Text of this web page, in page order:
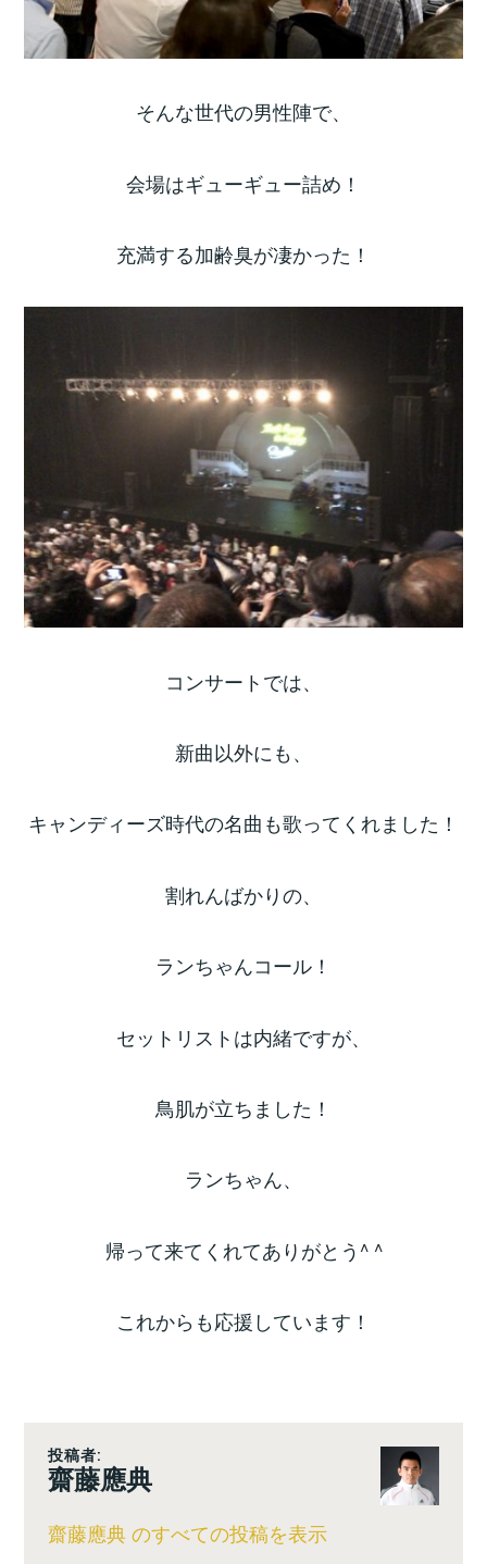
そんな世代の男性陣で、
会場はギューギュー詰め！
充満する加齢臭が凄かった！
コンサートでは、
新曲以外にも、
キャンディーズ時代の名曲も歌ってくれました！
割れんばかりの、
ランちゃんコール！
セットリストは内緒ですが、
鳥肌が立ちました！
ランちゃん、
帰って来てくれてありがとう^ ^
これからも応援しています！
投稿者:
齋藤應典
齋藤應典 のすべての投稿を表示